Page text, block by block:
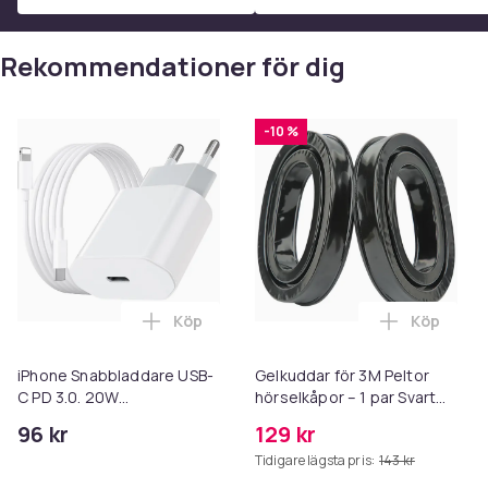
Mediatyp: 6 DVD
Text: Nej
Distributör: 2 Entertain
Streckkod: 5051561039690
SKU: 877523
Produktsäkerhetsinformation
Rekommendationer för dig
iPhone Snabbladdare USB-
C PD 3.0. 20W
96 kr
Lägg till iPhone Snabbladdare USB-C
Köp
-10 %
Gelkuddar för 3M Peltor
hörselkåpor – 1 par Svart
129 kr
Tidigare lägsta pris: 143 kr
Lägg till
Köp